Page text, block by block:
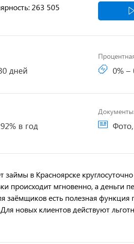
263 505
дней 0% –
в год
Документы:
в Красноярске
происходит мгновенно, а деньги
есть полезная функция
новых клиентов действуют